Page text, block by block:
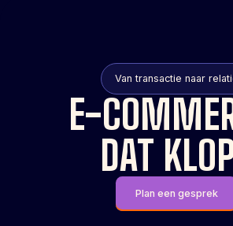
Van transactie naar
E-
DAT
Plan een gesprek